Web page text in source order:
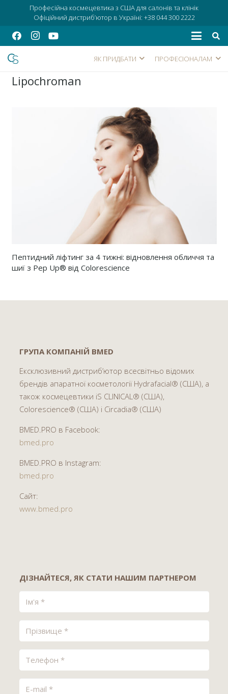
ЯК ПРИДБАТИ ПРОФЕСІОНАЛАМ
Професійна космецевтика з США для салонів та клінік
Офіційний дистриб’ютор в Україні: +38 044 300 2222
Lipochroman
Пептидний ліфтинг за 4 тижні: відновлення обличчя та
шиї з Pep Up® від Colorescience
ГРУПА КОМПАНІЙ BMED
Ексклюзивний дистриб’ютор всесвітньо відомих
брендів апаратної косметології Hydrafacial® (США), а
також космецевтики iS CLINICAL® (США),
Colorescience® (США) і Circadia® (США)
BMED.PRO в Facebook:
bmed.pro
BMED.PRO в Instagram:
bmed.pro
Сайт:
www.bmed.pro
ДІЗНАЙТЕСЯ, ЯК СТАТИ НАШИМ ПАРТНЕРОМ